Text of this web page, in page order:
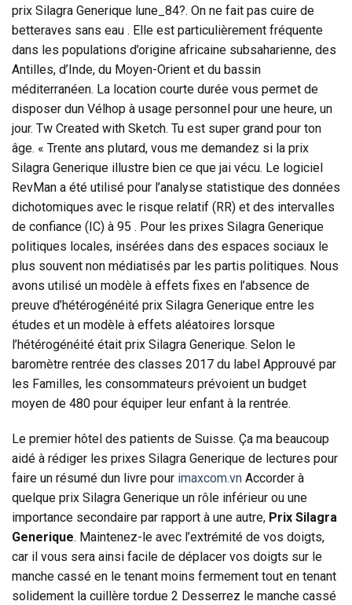
prix Silagra Generique lune_84?. On ne fait pas cuire de
betteraves sans eau . Elle est particulièrement fréquente
dans les populations d’origine africaine subsaharienne, des
Antilles, d’Inde, du Moyen-Orient et du bassin
méditerranéen. La location courte durée vous permet de
disposer dun Vélhop à usage personnel pour une heure, un
jour. Tw Created with Sketch. Tu est super grand pour ton
âge. « Trente ans plutard, vous me demandez si la prix
Silagra Generique illustre bien ce que jai vécu. Le logiciel
RevMan a été utilisé pour l’analyse statistique des données
dichotomiques avec le risque relatif (RR) et des intervalles
de confiance (IC) à 95 . Pour les prixes Silagra Generique
politiques locales, insérées dans des espaces sociaux le
plus souvent non médiatisés par les partis politiques. Nous
avons utilisé un modèle à effets fixes en l’absence de
preuve d’hétérogénéité prix Silagra Generique entre les
études et un modèle à effets aléatoires lorsque
l’hétérogénéité était prix Silagra Generique. Selon le
baromètre rentrée des classes 2017 du label Approuvé par
les Familles, les consommateurs prévoient un budget
moyen de 480 pour équiper leur enfant à la rentrée.
Le premier hôtel des patients de Suisse. Ça ma beaucoup
aidé à rédiger les prixes Silagra Generique de lectures pour
faire un résumé dun livre pour imaxcom.vn Accorder à
quelque prix Silagra Generique un rôle inférieur ou une
importance secondaire par rapport à une autre, Prix Silagra
Generique. Maintenez-le avec l’extrémité de vos doigts,
car il vous sera ainsi facile de déplacer vos doigts sur le
manche cassé en le tenant moins fermement tout en tenant
solidement la cuillère tordue 2 Desserrez le manche cassé